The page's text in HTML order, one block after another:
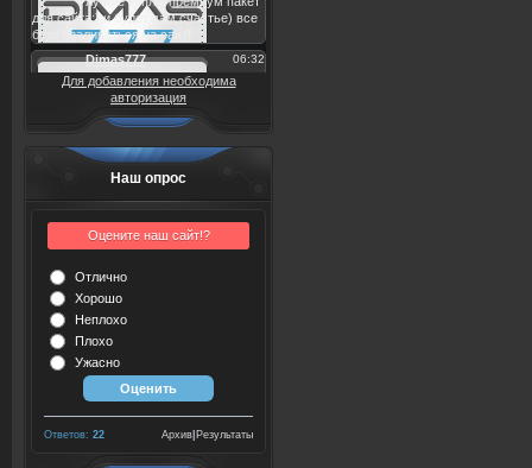
Для добавления необходима
авторизация
Наш опрос
Оцените наш сайт!?
Отлично
Хорошо
Неплохо
Плохо
Ужасно
Ответов: 22 Результаты
Архив